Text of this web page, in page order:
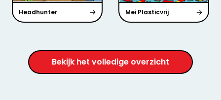
Headhunter Mei Plasticvrij
Bekijk het volledige overzicht